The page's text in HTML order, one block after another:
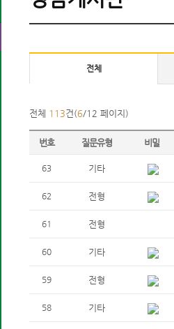
전체
전체 113건(6/12 페이지)
번호 질문유형 비밀
63 기타
62 전형
61 전형
60 기타
59 전형
58 기타